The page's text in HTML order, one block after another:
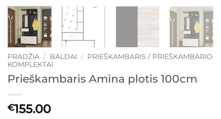
PRADŽIA / BALDAI / PRIEŠKAMBARIS / PRIEŠKAMBARIO
KOMPLEKTAI
Prieškambaris Amina plotis 100cm
€155.00